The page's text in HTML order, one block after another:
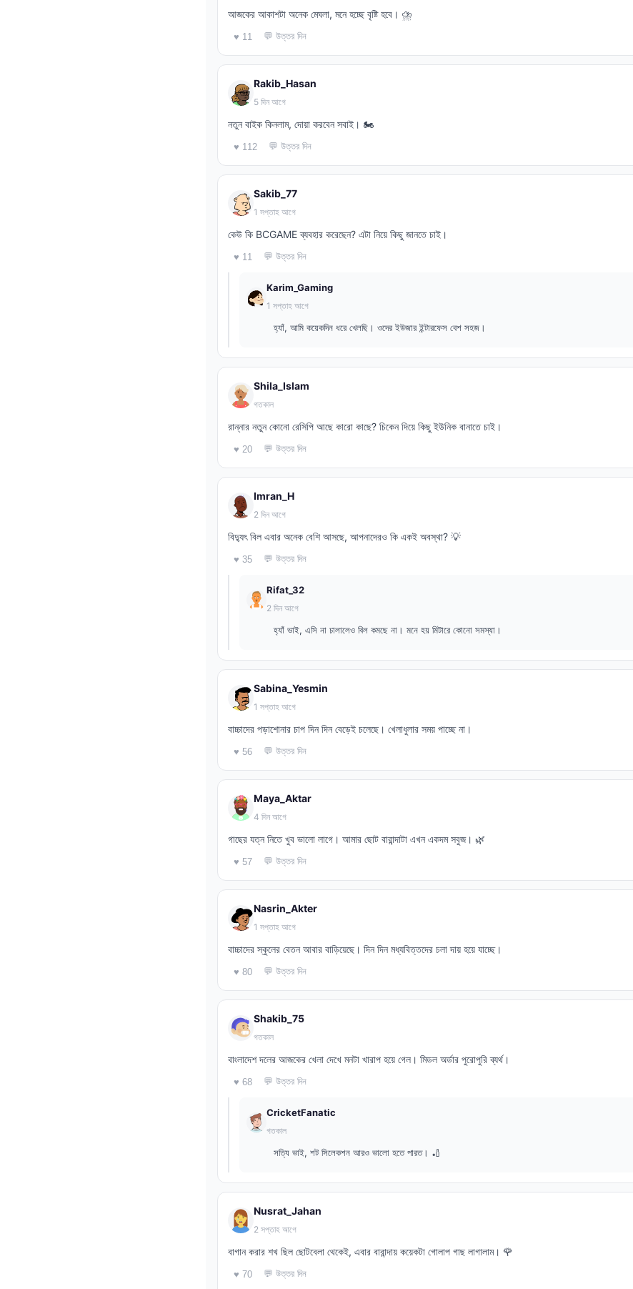
আজকের আকাশটা অনেক মেঘলা, মনে হচ্ছে বৃষ্টি হবে। ⛈️
♥ 11 💬 উত্তর দিন
Rakib_Hasan
5 দিন আগে
নতুন বাইক কিনলাম, দোয়া করবেন সবাই। 🏍️
♥ 112 💬 উত্তর দিন
Sakib_77
1 সপ্তাহ আগে
কেউ কি BCGAME ব্যবহার করেছেন? এটা নিয়ে কিছু জানতে চাই।
♥ 11 💬 উত্তর দিন
Karim_Gaming
1 সপ্তাহ আগে
হ্যাঁ, আমি কয়েকদিন ধরে খেলছি। ওদের ইউজার ইন্টারফেস বেশ সহজ।
Shila_Islam
গতকাল
রান্নার নতুন কোনো রেসিপি আছে কারো কাছে? চিকেন দিয়ে কিছু ইউনিক বানাতে চাই।
♥ 20 💬 উত্তর দিন
Imran_H
2 দিন আগে
বিদ্যুৎ বিল এবার অনেক বেশি আসছে, আপনাদেরও কি একই অবস্থা? 💡
♥ 35 💬 উত্তর দিন
Rifat_32
2 দিন আগে
হ্যাঁ ভাই, এসি না চালালেও বিল কমছে না। মনে হয় মিটারে কোনো সমস্যা।
Sabina_Yesmin
1 সপ্তাহ আগে
বাচ্চাদের পড়াশোনার চাপ দিন দিন বেড়েই চলেছে। খেলাধুলার সময় পাচ্ছে না।
♥ 56 💬 উত্তর দিন
Maya_Aktar
4 দিন আগে
গাছের যত্ন নিতে খুব ভালো লাগে। আমার ছোট বারান্দাটা এখন একদম সবুজ। 🌿
♥ 57 💬 উত্তর দিন
Nasrin_Akter
1 সপ্তাহ আগে
বাচ্চাদের স্কুলের বেতন আবার বাড়িয়েছে। দিন দিন মধ্যবিত্তদের চলা দায় হয়ে যাচ্ছে।
♥ 80 💬 উত্তর দিন
Shakib_75
গতকাল
বাংলাদেশ দলের আজকের খেলা দেখে মনটা খারাপ হয়ে গেল। মিডল অর্ডার পুরোপুরি ব্যর্থ।
♥ 68 💬 উত্তর দিন
CricketFanatic
গতকাল
সত্যি ভাই, শট সিলেকশন আরও ভালো হতে পারত। 🏏
Nusrat_Jahan
2 সপ্তাহ আগে
বাগান করার শখ ছিল ছোটবেলা থেকেই, এবার বারান্দায় কয়েকটা গোলাপ গাছ লাগালাম। 🌹
♥ 70 💬 উত্তর দিন